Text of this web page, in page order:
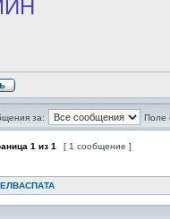
за: Поле
1 из 1 [ 1 сообщение ]